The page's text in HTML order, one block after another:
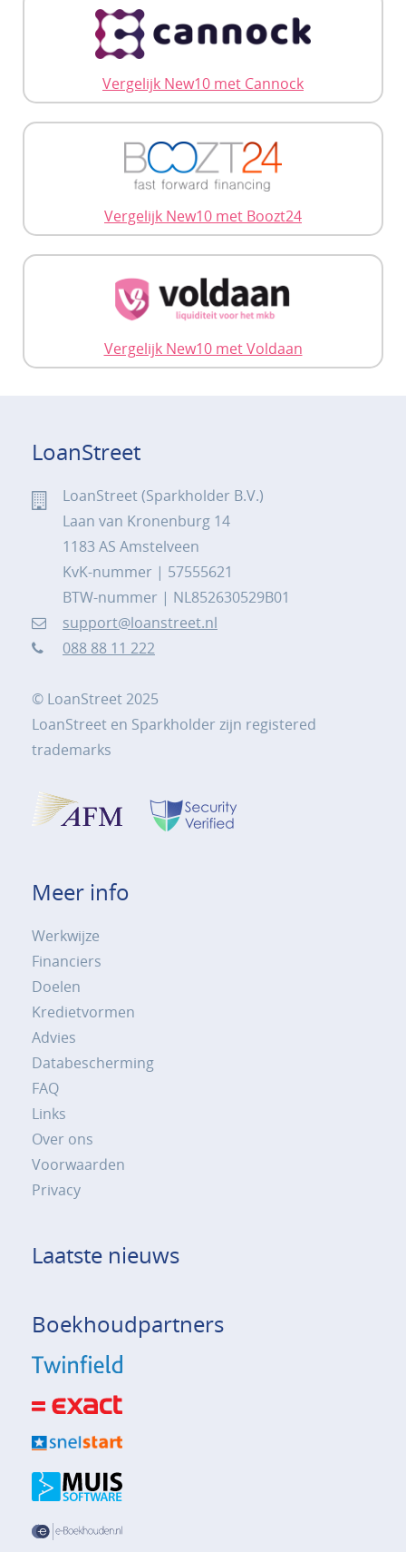
Vergelijk New10 met Cannock
Vergelijk New10 met Boozt24
Vergelijk New10 met Voldaan
LoanStreet
LoanStreet (Sparkholder B.V.)
Laan van Kronenburg 14
1183 AS Amstelveen
KvK-nummer | 57555621
BTW-nummer | NL852630529B01
support@loanstreet.nl
088 88 11 222
© LoanStreet 2025
LoanStreet en Sparkholder zijn registered
trademarks
Meer info
Werkwijze
Financiers
Doelen
Kredietvormen
Advies
Databescherming
FAQ
Links
Over ons
Voorwaarden
Privacy
Laatste nieuws
Boekhoudpartners